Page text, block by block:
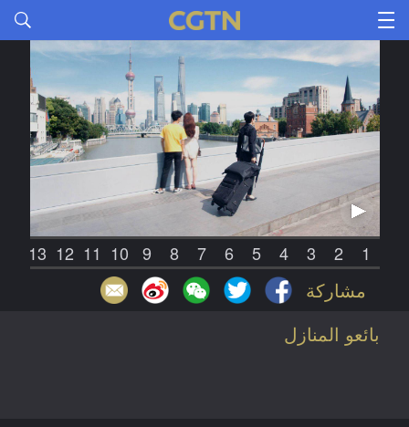
1
2
3
4
5
6
7
8
9
10
11
12
13
مشاركة
بائعو المنازل